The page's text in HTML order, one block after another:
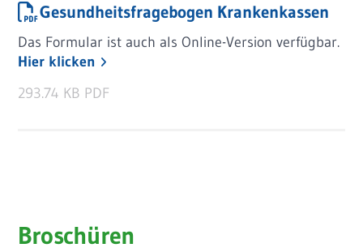
Gesundheitsfragebogen Krankenkassen
Das Formular ist auch als Online-Version verfügbar.
Hier klicken
293.74 KB PDF
Broschüren